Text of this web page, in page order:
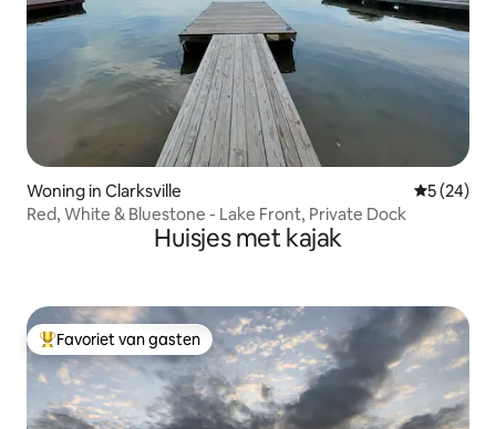
Woning in Clarksville
5 (24)
Red, White & Bluestone - Lake Front, Private Dock
Huisjes met kajak
Topfavoriet van gasten
Favoriet van gasten